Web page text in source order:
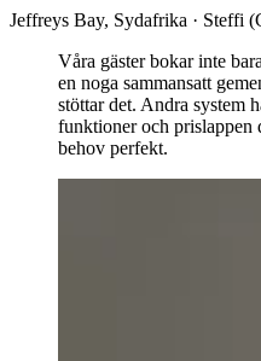
Jeffreys Bay, Sydafrika · Steffi
Våra gäster bokar inte
en noga sammansatt
stöttar det. Andra system
funktioner och prislappen
behov perfekt.